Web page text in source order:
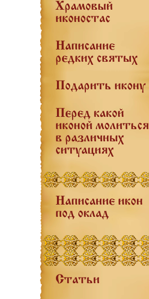
Храмовый
иконостас
Написание
редких святых
Подарить икону
Перед какой
иконой молиться
в различных
ситуациях
Написание икон
под оклад
Статьи